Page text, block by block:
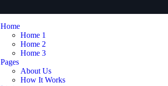
Home
Home 1
Home 2
Home 3
Pages
About Us
How It Works